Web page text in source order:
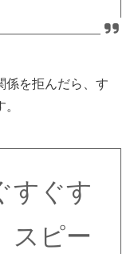
係を拒んだら、す
すぐす
スピー